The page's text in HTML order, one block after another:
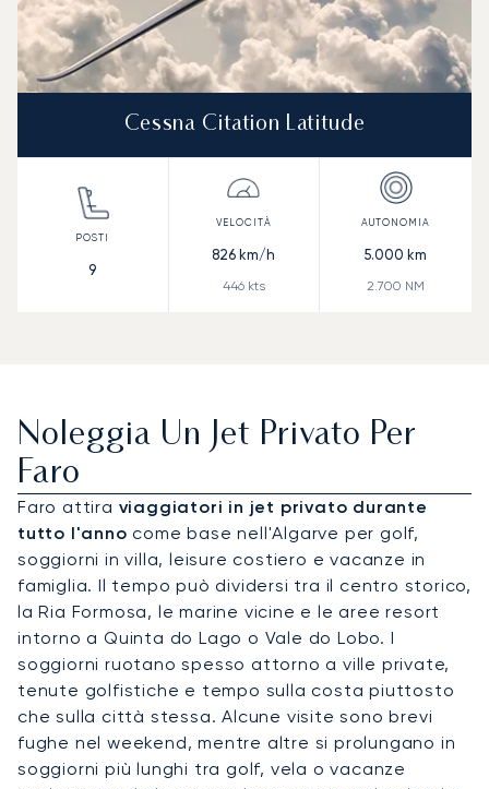
Cessna Citation Latitude
9
826 km/h
446kts
5.000 km
2.700 NM
Noleggia Un Jet Privato Per
Faro
Faro attira viaggiatori in jet privato durante
tutto l'anno come base nell'Algarve per golf,
soggiorni in villa, leisure costiero e vacanze in
famiglia. Il tempo può dividersi tra il centro storico,
la Ria Formosa, le marine vicine e le aree resort
intorno a Quinta do Lago o Vale do Lobo. I
soggiorni ruotano spesso attorno a ville private,
tenute golfistiche e tempo sulla costa piuttosto
che sulla città stessa. Alcune visite sono brevi
fughe nel weekend, mentre altre si prolungano in
soggiorni più lunghi tra golf, vela o vacanze